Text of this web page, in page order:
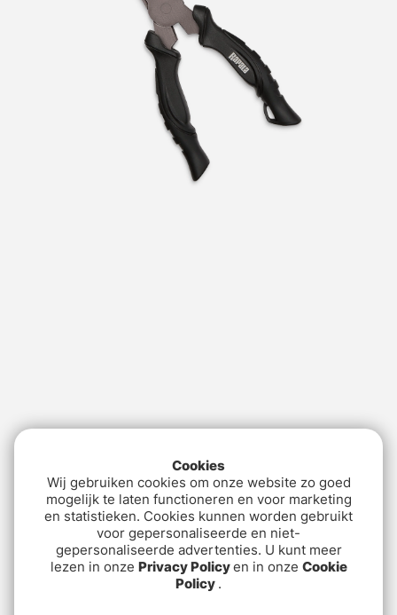
Cookies
Wij gebruiken cookies om onze website zo goed
mogelijk te laten functioneren en voor marketing
en statistieken. Cookies kunnen worden gebruikt
voor gepersonaliseerde en niet-
gepersonaliseerde advertenties. U kunt meer
lezen in onze Privacy Policyen in onze Cookie
Policy .